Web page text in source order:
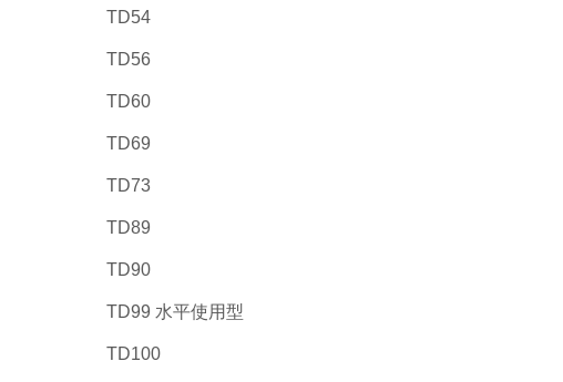
TD54
TD56
TD60
TD69
TD73
TD89
TD90
TD99 水平使用型
TD100